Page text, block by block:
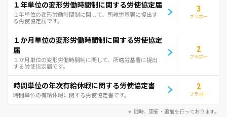
１年単位の変形労働時間制に関する労使協定届
１年単位の変形労働時間制に関して、所轄労基署に提出す
る労使協定届です。
3
ブラボー
１か月単位の変形労働時間制に関する労使協定
届
１か月単位の変形労働時間制に関して、所轄労基署に提出
する労使協定届です。
2
ブラボー
時間単位の年次有給休暇に関する労使協定書
時間単位の有給休暇に関する労使協定書です。
2
ブラボー
随時、更新・追加を行っております。